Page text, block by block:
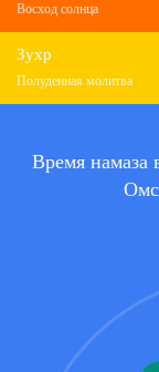
Восход солнца
Зухр
Полуденная молитва
Время намаза